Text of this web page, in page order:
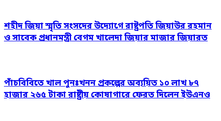
শহীদ জিয়া স্মৃতি সংসদের উদ্যোগে রাষ্ট্রপতি জিয়াউর রহমান
ও সাবেক প্রধানমন্ত্রী বেগম খালেদা জিয়ার মাজার জিয়ারত
পাঁচবিবিতে খাল পুনঃখনন প্রকল্পের অব্যয়িত ১০ লাখ ৮৭
হাজার ২৬৫ টাকা রাষ্ট্রীয় কোষাগারে ফেরত দিলেন ইউএনও